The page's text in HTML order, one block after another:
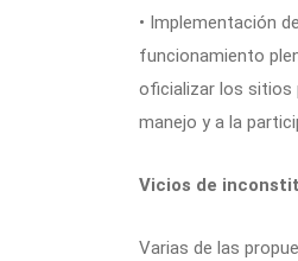
• Implementación
funcionamiento
oficializar los sitios
manejo y a la
Vicios de
Varias de las